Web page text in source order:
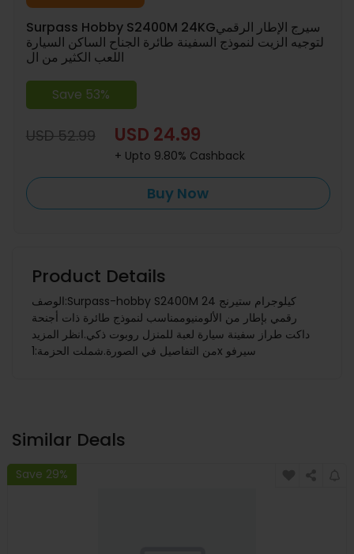
Surpass Hobby S2400M 24KGسيرج الإطار الرقمي
لتوجيه الزيت لنموذج السفينة طائرة الجناح الساكن السيارة
اللعب الكثير من ال
Save 53%
USD 52.99 USD 24.99
+ Upto 9.80% Cashback
Buy Now
Product Details
الوصف:Surpass-hobby S2400M 24 كيلوجرام ستيرنج
رقمي بإطار من الألومنيوممناسب لنموذج طائرة ذات أجنحة
داكت طراز سفينة سيارة لعبة للمنزل روبوت ذكي.انظر المزيد
من التفاصيل في الصورة.شملت الحزمة:1x سيرفو
Similar Deals
Save 29%